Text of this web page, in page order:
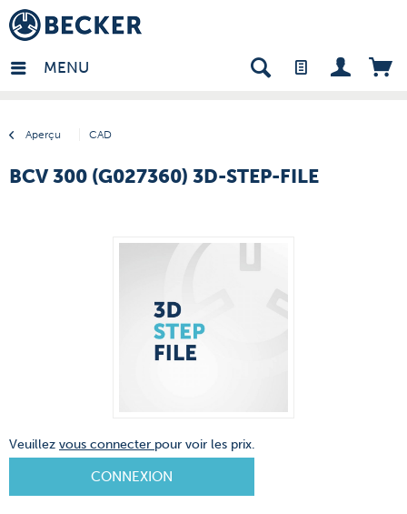
MENU
Aperçu CAD
- FR
BCV 300 (G027360) 3D-STEP-FILE
Veuillez vous connecter pour voir les prix.
CONNEXION